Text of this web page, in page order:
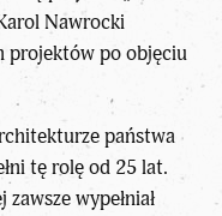
Nawrocki
projektów po objęciu
państwa
tę rolę od 25 lat.
wypełniał